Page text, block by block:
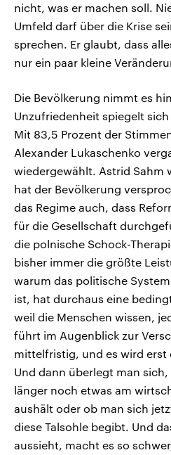
nicht, was er machen soll.
Umfeld darf über die Krise
sprechen. Er glaubt, dass
nur ein paar kleine
Die Bevölkerung nimmt es
Unzufriedenheit spiegelt
Mit 83,5 Prozent der
Alexander Lukaschenko
wiedergewählt. Astrid Sahm
hat der Bevölkerung
das Regime auch, dass
für die Gesellschaft
die polnische Schock-
bisher immer die größte
warum das politische
ist, hat durchaus eine
weil die Menschen wissen,
führt im Augenblick zur
mittelfristig, und es wird erst
Und dann überlegt man
länger noch etwas am
aushält oder ob man sich
diese Talsohle begibt. Und
aussieht, macht es so